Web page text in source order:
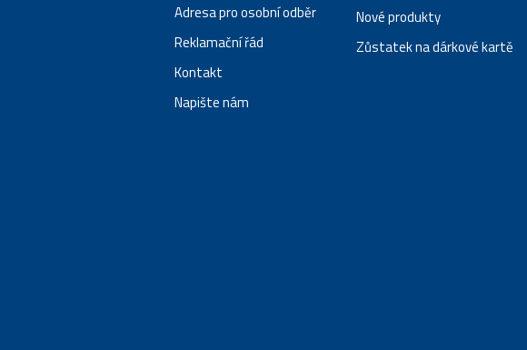
Adresa pro osobní odběr
Reklamační řád
Kontakt
Napište nám
Nové produkty
Zůstatek na dárkové kartě